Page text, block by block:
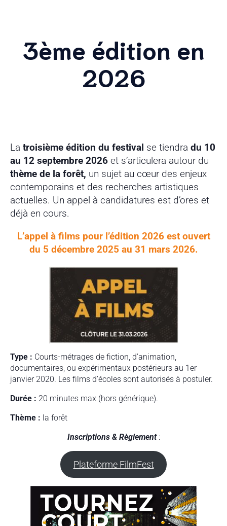
3ème édition en
2026
La troisième édition du festival se tiendra du 10
au 12 septembre 2026 et s’articulera autour du
thème de la forêt, un sujet au cœur des enjeux
contemporains et des recherches artistiques
actuelles. Un appel à candidatures est d’ores et
déjà en cours.
L’appel à films pour l’édition 2026 est ouvert
du 5 décembre 2025 au 31 mars 2026.
Type : Courts-métrages de fiction, d’animation,
documentaires, ou expérimentaux postérieurs au 1er
janvier 2020. Les films d’écoles sont autorisés à postuler.
Durée : 20 minutes max (hors générique).
Thème : la forêt
Inscriptions& Règlement:
Plateforme FilmFest